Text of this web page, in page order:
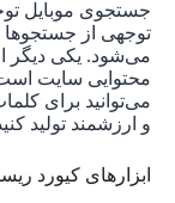
جستجوی موبایل
توجهی از جستجوها
می‌شود. یکی دیگر
محتوایی سایت
می‌توانید برای
و ارزشمند تولید
ابزارهای کیورد